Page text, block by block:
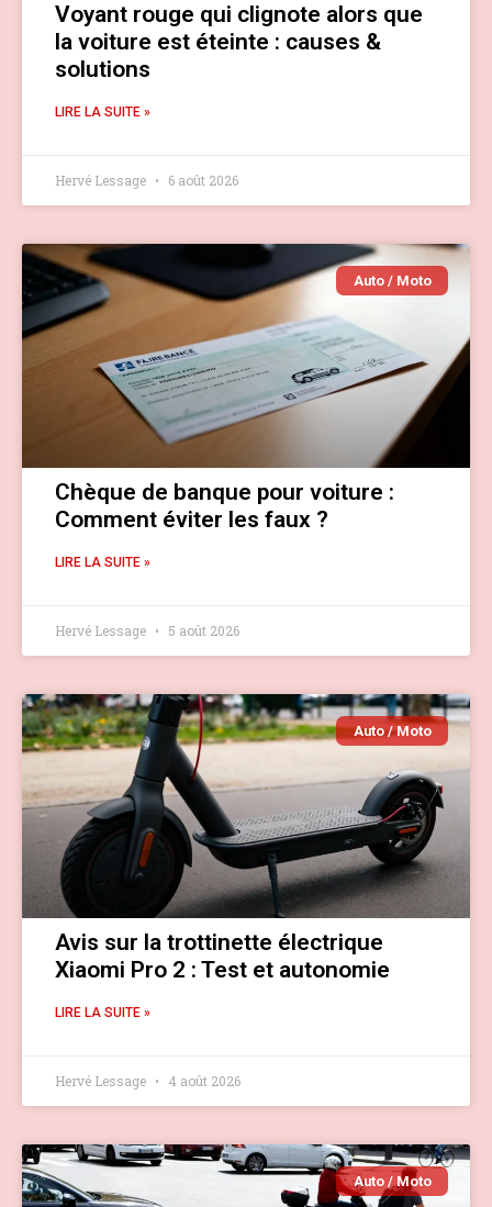
Voyant rouge qui clignote alors que
la voiture est éteinte : causes &
solutions
LIRE LA SUITE »
Hervé Lessage 6 août 2026
Auto / Moto
Chèque de banque pour voiture :
Comment éviter les faux ?
LIRE LA SUITE »
Hervé Lessage 5 août 2026
Auto / Moto
Avis sur la trottinette électrique
Xiaomi Pro 2 : Test et autonomie
LIRE LA SUITE »
Hervé Lessage 4 août 2026
Auto / Moto